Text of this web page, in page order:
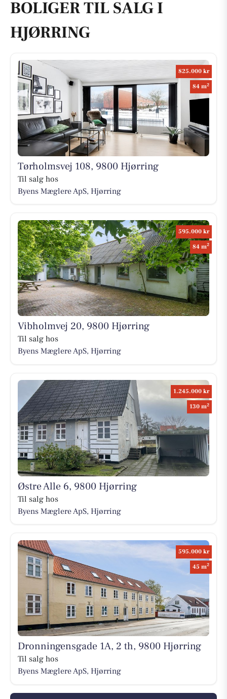
BOLIGER TIL SALG I
HJØRRING
825.000 kr
84 m2
Tørholmsvej 108, 9800 Hjørring
Til salg hos
Byens Mæglere ApS, Hjørring
595.000 kr
84 m2
Vibholmvej 20, 9800 Hjørring
Til salg hos
Byens Mæglere ApS, Hjørring
1.245.000 kr
130 m2
Østre Alle 6, 9800 Hjørring
Til salg hos
Byens Mæglere ApS, Hjørring
595.000 kr
45 m2
Dronningensgade 1A, 2 th, 9800 Hjørring
Til salg hos
Byens Mæglere ApS, Hjørring